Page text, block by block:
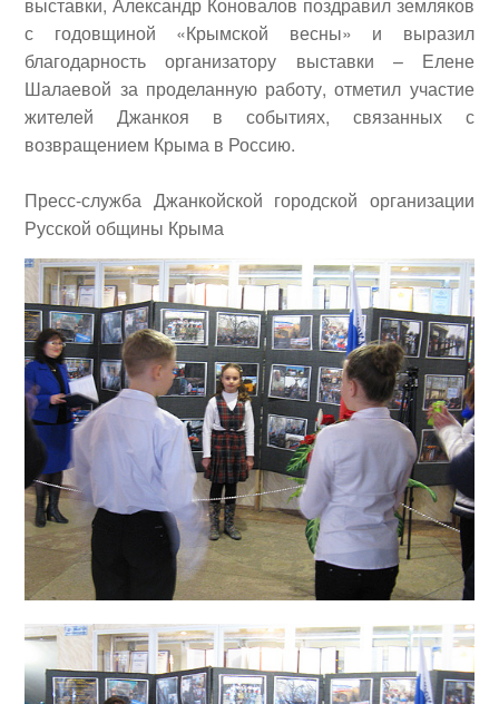
с годовщиной «Крымской весны» и выразил
благодарность организатору выставки – Елене
Шалаевой за проделанную работу, отметил участие
жителей Джанкоя в событиях, связанных с
возвращением Крыма в Россию.
Пресс-служба Джанкойской городской организации
Русской общины Крыма